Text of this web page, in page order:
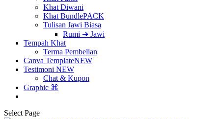
Khat Diwani
Khat BundlePACK
Tulisan Jawi Biasa
Rumi ➔ Jawi
Tempah Khat
Terma Pembelian
Canva TemplateNEW
Testimoni NEW
Chat & Kupon
Graphic ⌘
Select Page